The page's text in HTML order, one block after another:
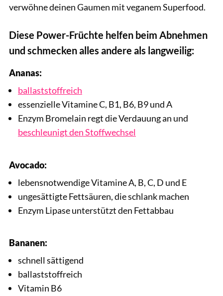
verwöhne deinen Gaumen mit veganem Superfood.
Diese Power-Früchte helfen beim Abnehmen
und schmecken alles andere als langweilig:
Ananas:
ballaststoffreich
essenzielle Vitamine C, B1, B6, B9 und A
Enzym Bromelain regt die Verdauung an und
beschleunigt den Stoffwechsel
Avocado:
lebensnotwendige Vitamine A, B, C, D und E
ungesättigte Fettsäuren, die schlank machen
Enzym Lipase unterstützt den Fettabbau
Bananen:
schnell sättigend
ballaststoffreich
Vitamin B6